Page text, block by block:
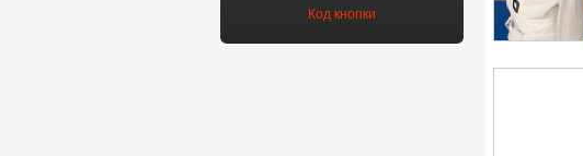
Код кнопки